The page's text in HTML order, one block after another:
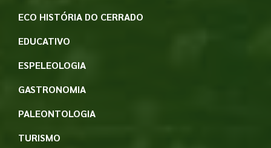
ECO HISTÓRIA DO CERRADO
EDUCATIVO
ESPELEOLOGIA
GASTRONOMIA
PALEONTOLOGIA
TURISMO